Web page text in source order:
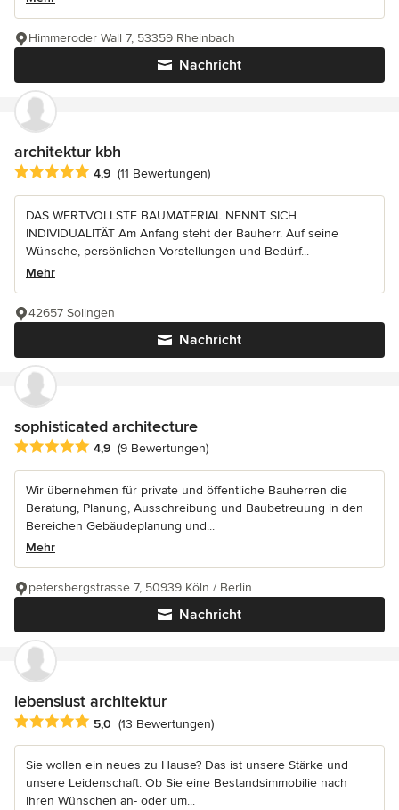
Nachricht
Himmeroder Wall 7, 53359 Rheinbach
architektur kbh
Durchschnittliche Bewertung: 4.9 von 5 Sternen
4,9 (11 Bewertungen)
DAS WERTVOLLSTE BAUMATERIAL NENNT SICH
INDIVIDUALITÄT Am Anfang steht der Bauherr. Auf seine
Wünsche, persönlichen Vorstellungen und Bedürf...
Mehr
Nachricht
42657 Solingen
sophisticated architecture
Durchschnittliche Bewertung: 4.9 von 5 Sternen
4,9 (9 Bewertungen)
Wir übernehmen für private und öffentliche Bauherren die
Beratung, Planung, Ausschreibung und Baubetreuung in den
Bereichen Gebäudeplanung und...
Mehr
Nachricht
petersbergstrasse 7, 50939 Köln / Berlin
lebenslust architektur
Durchschnittliche Bewertung: 5 von 5 Sternen
5,0 (13 Bewertungen)
Sie wollen ein neues zu Hause? Das ist unsere Stärke und
unsere Leidenschaft. Ob Sie eine Bestandsimmobilie nach
Ihren Wünschen an- oder um...